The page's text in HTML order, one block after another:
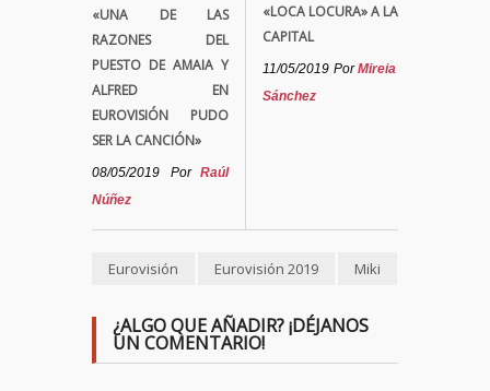
«UNA DE LAS
RAZONES DEL
PUESTO DE AMAIA Y
ALFRED EN
EUROVISIÓN PUDO
SER LA CANCIÓN»
08/05/2019 Por Raúl
Núñez
«LOCA LOCURA» A LA
CAPITAL
11/05/2019 PorMireia
Sánchez
Eurovisión Eurovisión 2019 Miki
¿ALGO QUE AÑADIR? ¡DÉJANOS
UN COMENTARIO!